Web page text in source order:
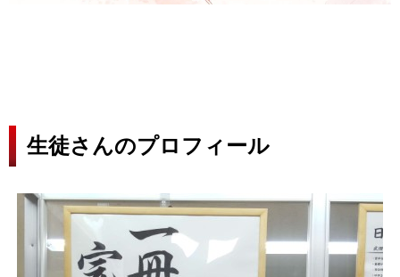
生徒さんのプロフィール